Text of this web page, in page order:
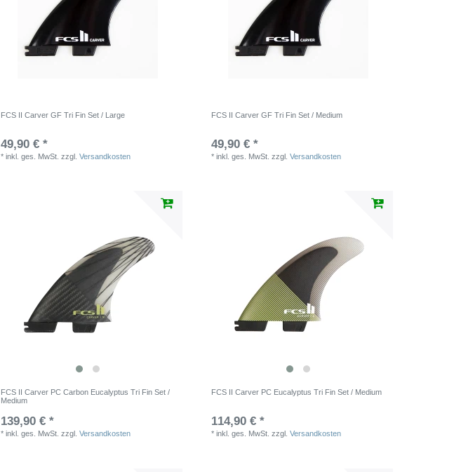
FCS II Carver GF Tri Fin Set / Large
49,90 € *
*inkl. ges. MwSt. zzgl.Versandkosten
FCS II Carver GF Tri Fin Set / Medium
49,90 € *
*inkl. ges. MwSt. zzgl.Versandkosten
FCS II Carver PC Carbon Eucalyptus Tri Fin Set /
Medium
139,90 € *
*inkl. ges. MwSt. zzgl.Versandkosten
FCS II Carver PC Eucalyptus Tri Fin Set / Medium
114,90 € *
*inkl. ges. MwSt. zzgl.Versandkosten